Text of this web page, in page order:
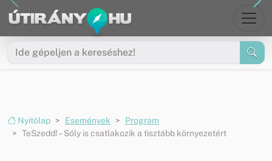
Ugrás a menüre
Ugrás a tartalomra
Nyitólap Események
Program
TeSzedd! – Sóly is csatlakozik a tisztább környezetért